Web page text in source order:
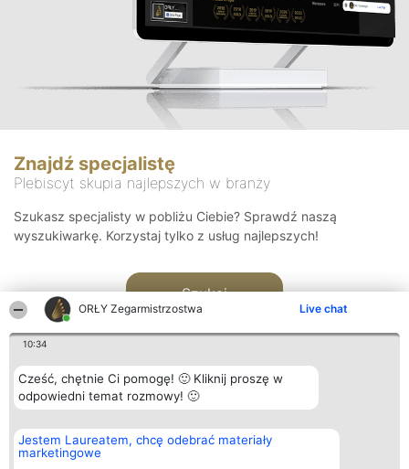
ORŁY Zegarmistrzostwa Live chat
10:34
Cześć, chętnie Ci pomogę! 🙂 Kliknij proszę w
odpowiedni temat rozmowy! 🙂
Jestem Laureatem, chcę odebrać materiały
marketingowe
Znajdź specjalistę
Plebiscyt skupia najlepszych w branży
Szukasz specjalisty w pobliżu Ciebie? Sprawdź naszą
wyszukiwarkę. Korzystaj tylko z usług najlepszych!
Szukaj
Organizator plebiscytu
Bright Side Solutions sp. z o.
o. sp. k.
Plebiscyt
Laureaci
Kontakt
Kontakt